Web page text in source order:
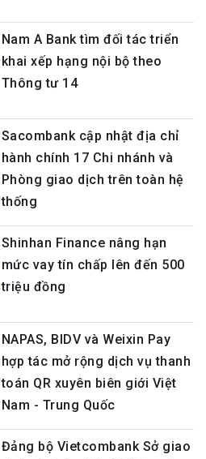
Nam A Bank tìm đối tác triển
khai xếp hạng nội bộ theo
Thông tư 14
Sacombank cập nhật địa chỉ
hành chính 17 Chi nhánh và
Phòng giao dịch trên toàn hệ
thống
Shinhan Finance nâng hạn
mức vay tín chấp lên đến 500
triệu đồng
NAPAS, BIDV và Weixin Pay
hợp tác mở rộng dịch vụ thanh
toán QR xuyên biên giới Việt
Nam - Trung Quốc
Đảng bộ Vietcombank Sở giao